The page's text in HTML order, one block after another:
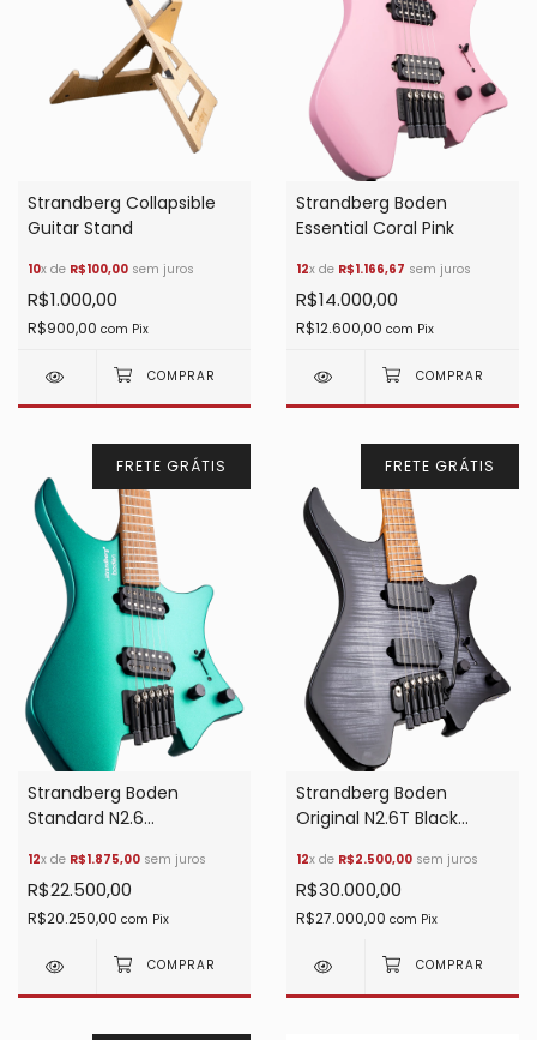
Strandberg Collapsible
Guitar Stand
10x de R$100,00 sem juros
R$1.000,00
R$900,00 com Pix
Strandberg Boden
Essential Coral Pink
12x de R$1.166,67 sem juros
R$14.000,00
R$12.600,00 com Pix
FRETE GRÁTIS
Strandberg Boden
Standard N2.6
Metallic
12x de R$1.875,00 sem juros
R$22.500,00
R$20.250,00 com Pix
FRETE GRÁTIS
Strandberg Boden
Original N2.6T Black
12x de R$2.500,00 sem juros
R$30.000,00
R$27.000,00 com Pix